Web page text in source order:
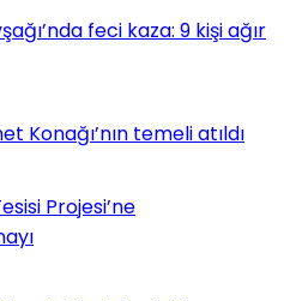
feci kaza: 9 kişi ağır
Konağı’nın temeli atıldı
Projesi’ne